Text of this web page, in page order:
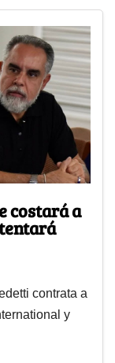
costará a
contrata a
y